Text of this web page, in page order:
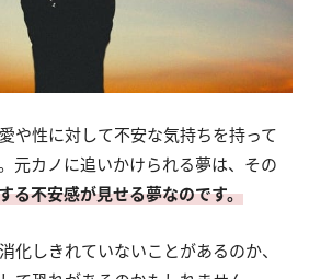
や性に対して不安な気持ちを持って
元カノに追いかけられる夢は、その
る不安感が見せる夢なのです。
化しきれていないことがあるのか、